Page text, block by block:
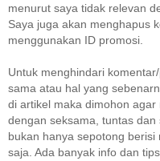
menurut saya tidak relevan
Saya juga akan menghapus
menggunakan ID promosi.
Untuk menghindari
sama atau hal yang
di artikel maka dimohon agar
dengan seksama, tuntas dan
bukan hanya sepotong berisi
saja. Ada banyak info dan